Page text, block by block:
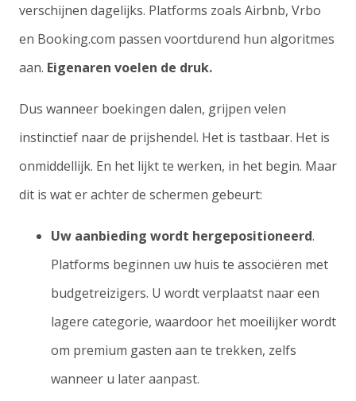
verschijnen dagelijks. Platforms zoals Airbnb, Vrbo
en Booking.com passen voortdurend hun algoritmes
aan. Eigenaren voelen de druk.
Dus wanneer boekingen dalen, grijpen velen
instinctief naar de prijshendel. Het is tastbaar. Het is
onmiddellijk. En het lijkt te werken, in het begin. Maar
dit is wat er achter de schermen gebeurt:
Uw aanbieding wordt hergepositioneerd.
Platforms beginnen uw huis te associëren met
budgetreizigers. U wordt verplaatst naar een
lagere categorie, waardoor het moeilijker wordt
om premium gasten aan te trekken, zelfs
wanneer u later aanpast.